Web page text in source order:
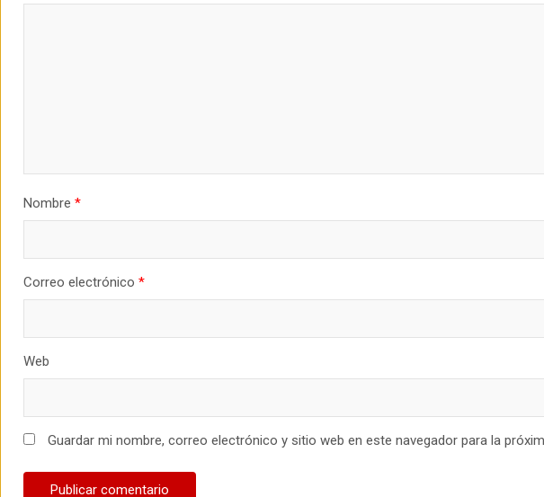
Nombre *
Correo electrónico *
Web
Guardar mi nombre, correo electrónico y sitio web en este navegador para la